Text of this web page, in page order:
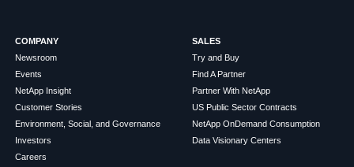
COMPANY
Newsroom
Events
NetApp Insight
Customer Stories
Environment, Social, and Governance
Investors
Careers
SALES
Try and Buy
Find A Partner
Partner With NetApp
US Public Sector Contracts
NetApp OnDemand Consumption
Data Visionary Centers